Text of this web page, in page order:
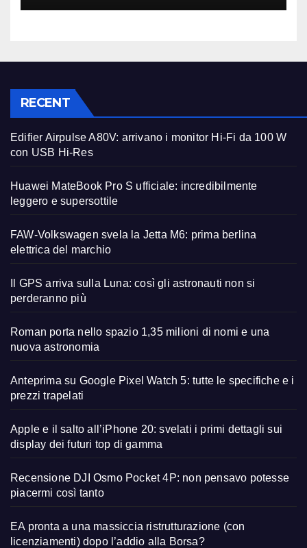
RECENT
Edifier Airpulse A80V: arrivano i monitor Hi-Fi da 100 W
con USB Hi-Res
Huawei MateBook Pro S ufficiale: incredibilmente
leggero e supersottile
FAW-Volkswagen svela la Jetta M6: prima berlina
elettrica del marchio
Il GPS arriva sulla Luna: così gli astronauti non si
perderanno più
Roman porta nello spazio 1,35 milioni di nomi e una
nuova astronomia
Anteprima su Google Pixel Watch 5: tutte le specifiche e i
prezzi trapelati
Apple e il salto all’iPhone 20: svelati i primi dettagli sui
display dei futuri top di gamma
Recensione DJI Osmo Pocket 4P: non pensavo potesse
piacermi così tanto
EA pronta a una massiccia ristrutturazione (con
licenziamenti) dopo l’addio alla Borsa?